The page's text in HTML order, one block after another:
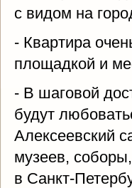
с видом на
- Квартира
площадкой и
- В шаговой
будут
Алексеевский
музеев,
в Санкт-